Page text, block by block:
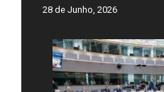
28 de Junho, 2026